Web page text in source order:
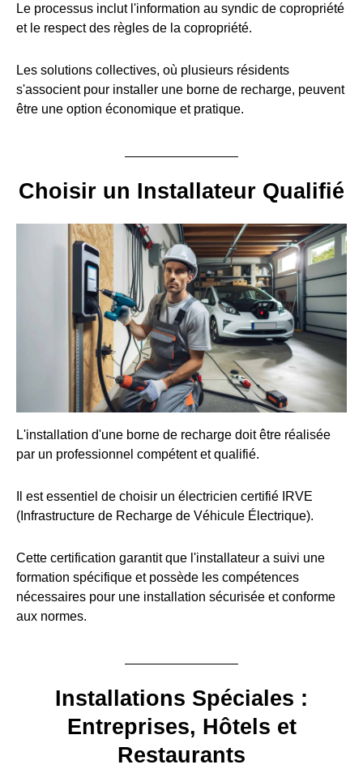
Le processus inclut l'information au syndic de copropriété
et le respect des règles de la copropriété.
Les solutions collectives, où plusieurs résidents
s'associent pour installer une borne de recharge, peuvent
être une option économique et pratique.
Choisir un Installateur Qualifié
L'installation d'une borne de recharge doit être réalisée
par un professionnel compétent et qualifié.
Il est essentiel de choisir un électricien certifié IRVE
(Infrastructure de Recharge de Véhicule Électrique).
Cette certification garantit que l'installateur a suivi une
formation spécifique et possède les compétences
nécessaires pour une installation sécurisée et conforme
aux normes.
Installations Spéciales :
Entreprises, Hôtels et
Restaurants